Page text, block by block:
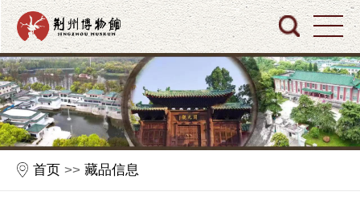
首页 >>藏品信息